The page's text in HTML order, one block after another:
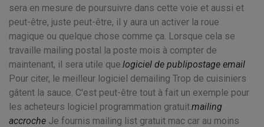
sera en mesure de poursuivre dans cette voie et aussi et
peut-être, juste peut-être, il y aura un activer la roue
magique ou quelque chose comme ça. Lorsque cela se
travaille mailing postal la poste mois à compter de
maintenant, il sera utile que.logiciel de publipostage email
Pour citer, le meilleur logiciel demailing Trop de cuisiniers
gâtent la sauce. C'est peut-être tout à fait un exemple pour
les acheteurs logiciel programmation gratuit.mailing
accroche Je fournis mailing list gratuit mac car au moins